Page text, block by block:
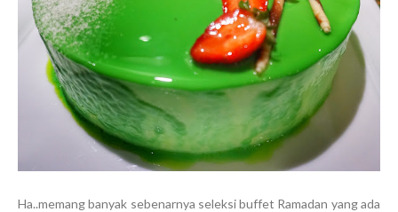
Ha..memang banyak sebenarnya seleksi buffet Ramadan yang ada